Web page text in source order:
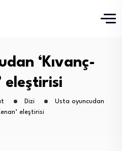
‘Kıvanç-
eleştirisi
Dizi
Usta oyuncudan
eleştirisi